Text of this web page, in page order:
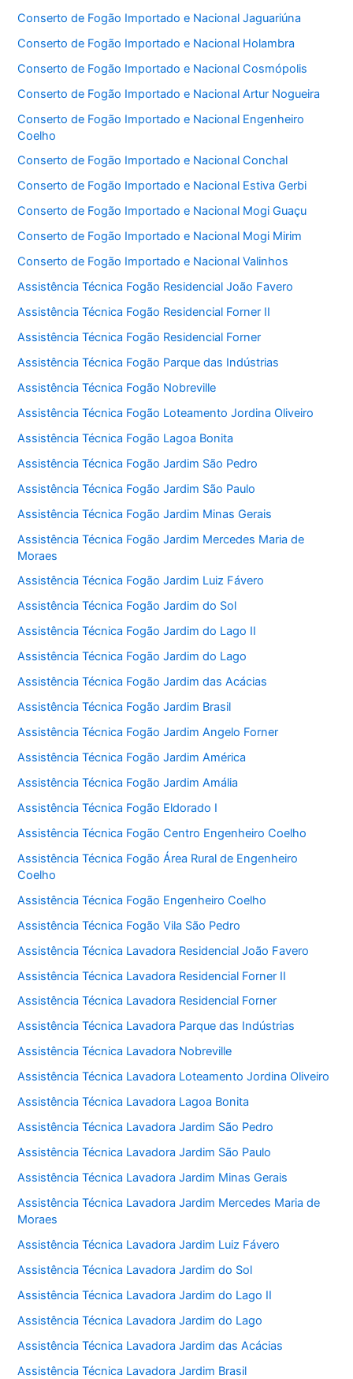
Conserto de Fogão Importado e Nacional Jaguariúna
Conserto de Fogão Importado e Nacional Holambra
Conserto de Fogão Importado e Nacional Cosmópolis
Conserto de Fogão Importado e Nacional Artur Nogueira
Conserto de Fogão Importado e Nacional Engenheiro
Coelho
Conserto de Fogão Importado e Nacional Conchal
Conserto de Fogão Importado e Nacional Estiva Gerbi
Conserto de Fogão Importado e Nacional Mogi Guaçu
Conserto de Fogão Importado e Nacional Mogi Mirim
Conserto de Fogão Importado e Nacional Valinhos
Assistência Técnica Fogão Residencial João Favero
Assistência Técnica Fogão Residencial Forner II
Assistência Técnica Fogão Residencial Forner
Assistência Técnica Fogão Parque das Indústrias
Assistência Técnica Fogão Nobreville
Assistência Técnica Fogão Loteamento Jordina Oliveiro
Assistência Técnica Fogão Lagoa Bonita
Assistência Técnica Fogão Jardim São Pedro
Assistência Técnica Fogão Jardim São Paulo
Assistência Técnica Fogão Jardim Minas Gerais
Assistência Técnica Fogão Jardim Mercedes Maria de
Moraes
Assistência Técnica Fogão Jardim Luiz Fávero
Assistência Técnica Fogão Jardim do Sol
Assistência Técnica Fogão Jardim do Lago II
Assistência Técnica Fogão Jardim do Lago
Assistência Técnica Fogão Jardim das Acácias
Assistência Técnica Fogão Jardim Brasil
Assistência Técnica Fogão Jardim Angelo Forner
Assistência Técnica Fogão Jardim América
Assistência Técnica Fogão Jardim Amália
Assistência Técnica Fogão Eldorado I
Assistência Técnica Fogão Centro Engenheiro Coelho
Assistência Técnica Fogão Área Rural de Engenheiro
Coelho
Assistência Técnica Fogão Engenheiro Coelho
Assistência Técnica Fogão Vila São Pedro
Assistência Técnica Lavadora Residencial João Favero
Assistência Técnica Lavadora Residencial Forner II
Assistência Técnica Lavadora Residencial Forner
Assistência Técnica Lavadora Parque das Indústrias
Assistência Técnica Lavadora Nobreville
Assistência Técnica Lavadora Loteamento Jordina Oliveiro
Assistência Técnica Lavadora Lagoa Bonita
Assistência Técnica Lavadora Jardim São Pedro
Assistência Técnica Lavadora Jardim São Paulo
Assistência Técnica Lavadora Jardim Minas Gerais
Assistência Técnica Lavadora Jardim Mercedes Maria de
Moraes
Assistência Técnica Lavadora Jardim Luiz Fávero
Assistência Técnica Lavadora Jardim do Sol
Assistência Técnica Lavadora Jardim do Lago II
Assistência Técnica Lavadora Jardim do Lago
Assistência Técnica Lavadora Jardim das Acácias
Assistência Técnica Lavadora Jardim Brasil